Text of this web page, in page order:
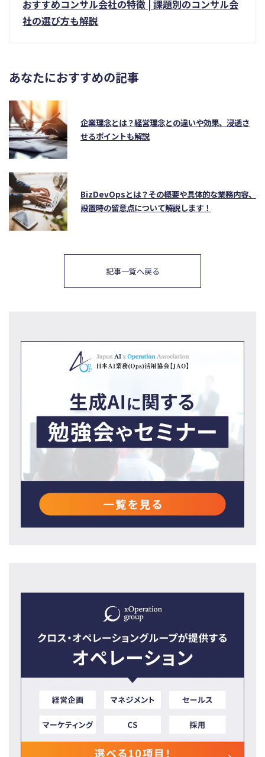
おすすめコンサル会社の特徴 | 課題別のコンサル会
社の選び方も解説
あなたにおすすめの記事
企業理念とは？経営理念との違いや効果、浸透さ
せるポイントも解説
BizDevOpsとは？その概要や具体的な業務内容、
設置時の留意点について解説します！
記事一覧へ戻る